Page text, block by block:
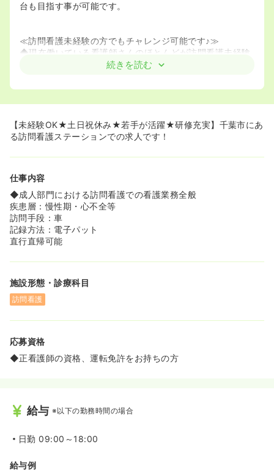
台も目指す事が可能です。
≪訪問看護未経験の方でもチャレンジ可能です♪≫
◆現在働いている看護師さんのほとんどが訪問看護未経験
でご入職されていらっしゃいます。
がやりたい！・成長したい！」と考えている看護師さんに
学習時間を設けているなど研修が充実しております！
◆事業所独自の勉強会も毎月開催しており、知識面での補
続きを読む
【未経験OK★土日祝休み★若手が活躍★研修充実】千葉市にあ
る訪問看護ステーションでの求人です！
仕事内容
◆成人部門における訪問看護での看護業務全般
疾患層：慢性期・心不全等
訪問手段：車
記録方法：電子パット
直行直帰可能
施設形態・診療科目
訪問看護
応募資格
◆正看護師の資格、運転免許をお持ちの方
給与 ※以下の勤務時間の場合
日勤 09:00～18:00
給与例